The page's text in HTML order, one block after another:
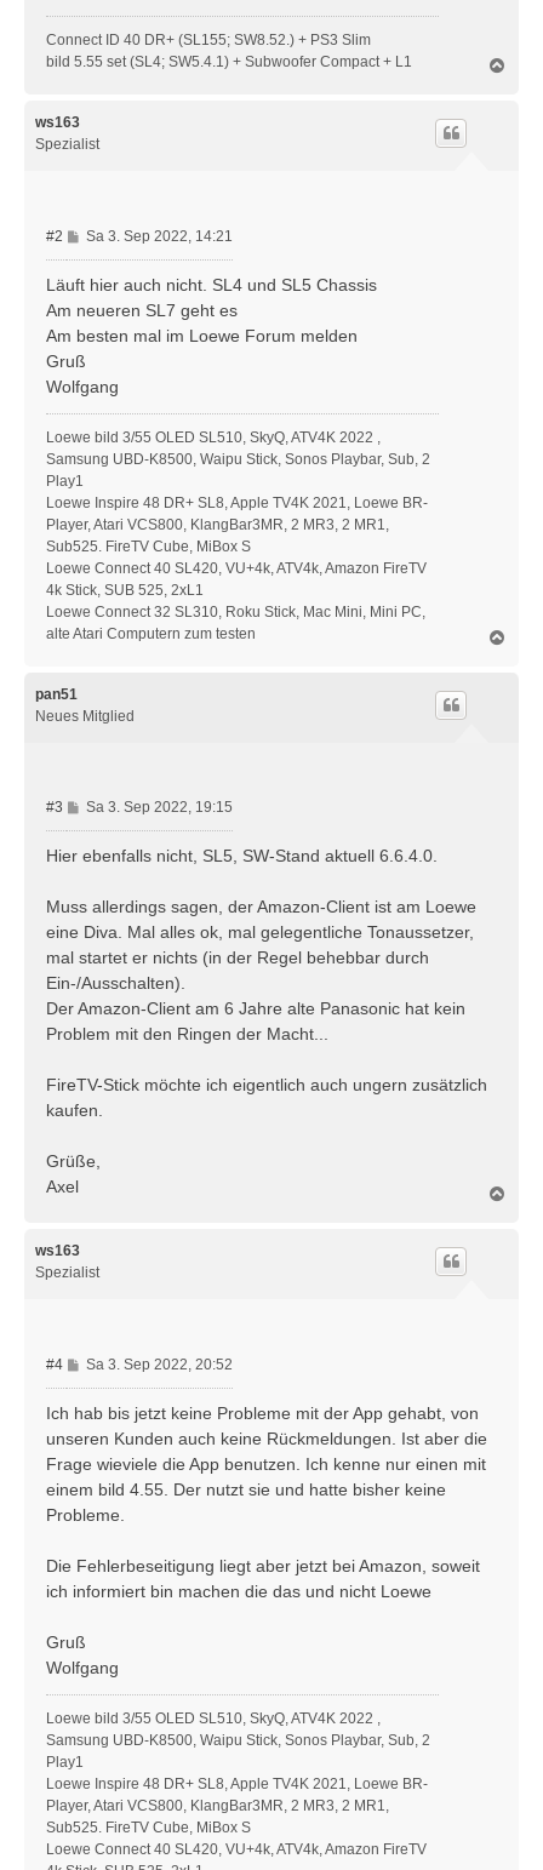
Connect ID 40 DR+ (SL155; SW8.52.) + PS3 Slim
bild 5.55 set (SL4; SW5.4.1) + Subwoofer Compact + L1
ws163
Spezialist
#2
B
e
i
r
a
g
Sa 3. Sep 2022, 14:21
Läuft hier auch nicht. SL4 und SL5 Chassis
Am neueren SL7 geht es
Am besten mal im Loewe Forum melden
Gruß
Wolfgang
Loewe bild 3/55 OLED SL510, SkyQ, ATV4K 2022 ,
Samsung UBD-K8500, Waipu Stick, Sonos Playbar, Sub, 2
Play1
Loewe Inspire 48 DR+ SL8, Apple TV4K 2021, Loewe BR-
Player, Atari VCS800, KlangBar3MR, 2 MR3, 2 MR1,
Sub525. FireTV Cube, MiBox S
Loewe Connect 40 SL420, VU+4k, ATV4k, Amazon FireTV
4k Stick, SUB 525, 2xL1
Loewe Connect 32 SL310, Roku Stick, Mac Mini, Mini PC,
alte Atari Computern zum testen
pan51
Neues Mitglied
#3
B
e
i
a
g
Sa 3. Sep 2022, 19:15
Hier ebenfalls nicht, SL5, SW-Stand aktuell 6.6.4.0.
Muss allerdings sagen, der Amazon-Client ist am Loewe
eine Diva. Mal alles ok, mal gelegentliche Tonaussetzer,
mal startet er nichts (in der Regel behebbar durch
Ein-/Ausschalten).
Der Amazon-Client am 6 Jahre alte Panasonic hat kein
Problem mit den Ringen der Macht...
FireTV-Stick möchte ich eigentlich auch ungern zusätzlich
kaufen.
Grüße,
Axel
ws163
Spezialist
#4
B
e
i
a
g
Sa 3. Sep 2022, 20:52
Ich hab bis jetzt keine Probleme mit der App gehabt, von
unseren Kunden auch keine Rückmeldungen. Ist aber die
Frage wieviele die App benutzen. Ich kenne nur einen mit
einem bild 4.55. Der nutzt sie und hatte bisher keine
Probleme.
Die Fehlerbeseitigung liegt aber jetzt bei Amazon, soweit
ich informiert bin machen die das und nicht Loewe
Gruß
Wolfgang
Loewe bild 3/55 OLED SL510, SkyQ, ATV4K 2022 ,
Samsung UBD-K8500, Waipu Stick, Sonos Playbar, Sub, 2
Play1
Loewe Inspire 48 DR+ SL8, Apple TV4K 2021, Loewe BR-
Player, Atari VCS800, KlangBar3MR, 2 MR3, 2 MR1,
Sub525. FireTV Cube, MiBox S
Loewe Connect 40 SL420, VU+4k, ATV4k, Amazon FireTV